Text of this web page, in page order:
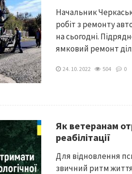
Начальник
робіт з ремонту
на сьогодні.
ямковий ремонт
24. 10. 2022 504 0
Як ветеранам
реабілітації
Для відновлення
звичний ритм життя